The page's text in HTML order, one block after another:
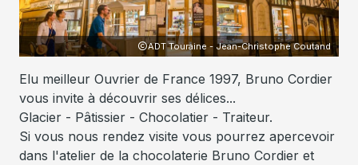
ADT Touraine - Jean-Christophe Coutand
Elu meilleur Ouvrier de France 1997, Bruno Cordier
vous invite à découvrir ses délices...
Glacier - Pâtissier - Chocolatier - Traiteur.
Si vous nous rendez visite vous pourrez apercevoir
dans l'atelier de la chocolaterie Bruno Cordier et